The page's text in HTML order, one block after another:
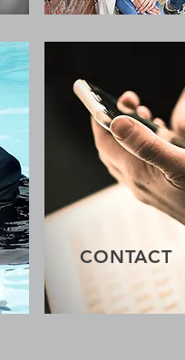
CONTACT